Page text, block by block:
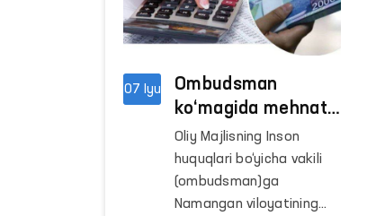
07 Iyu
Ombudsman
ko‘magida mehnat
huquqlari tiklandi:
xodimlar ishga
tiklandi, ish haqlari
undirildi
Oliy Majlisning Inson
huquqlari bo‘yicha vakili
(ombudsman)ga
Namangan viloyatining